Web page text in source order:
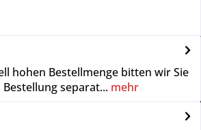
hohen Bestellmenge bitten wir Sie
separat... mehr